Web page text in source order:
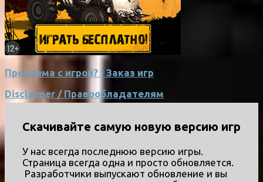
Проблема с игрой? | Заказ игр
Disclaimer / Правообладателям
Скачивайте самую новую версию игр
У нас всегда последнюю версию игры.
Страница всегда одна и просто обновляется.
Разработчики выпускают обновление и вы